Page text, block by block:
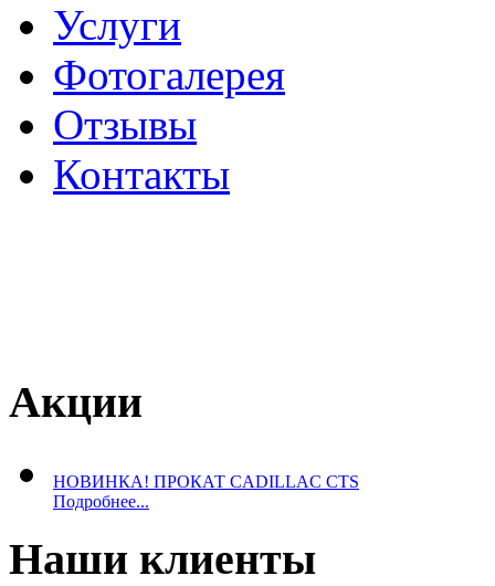
Услуги
Фотогалерея
Отзывы
­Контакты
Акции
НОВИНКА! ПРОКАТ CADILLAC CTS
Подробнее...
Наши клиенты